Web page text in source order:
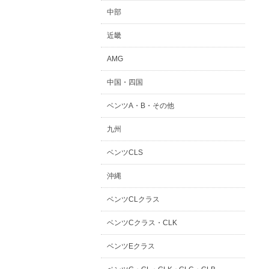
中部
近畿
AMG
中国・四国
ベンツA・B・その他
九州
ベンツCLS
沖縄
ベンツCLクラス
ベンツCクラス・CLK
ベンツEクラス